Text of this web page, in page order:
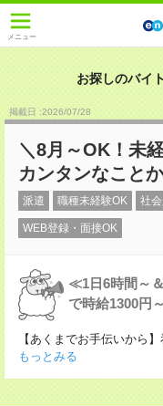
メニュー
お探しのバイ
掲載日 :2026/07/28
＼8月～OK！未
カンタンなこと
派遣 職種未経験OK 社
WEB登録・面接OK
≪1日6時間～
で時給1300円
【あくまでお手伝いから
もっとみる